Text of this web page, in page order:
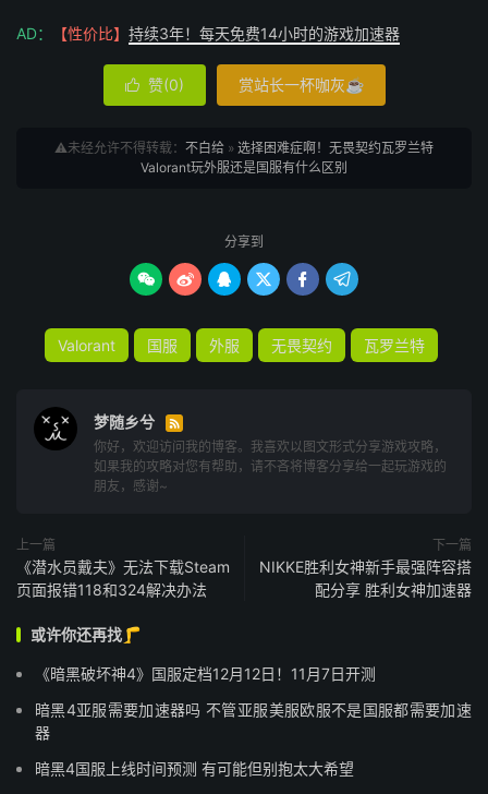
AD： 【性价比】 持续3年！每天免费14小时的游戏加速器
 赞(0) 赏站长一杯咖灰☕
⚠️未经允许不得转载： 不白给 » 选择困难症啊！无畏契约瓦罗兰特
Valorant玩外服还是国服有什么区别
分享到
     
Valorant 国服 外服 无畏契约 瓦罗兰特
梦随乡兮 
你好，欢迎访问我的博客。我喜欢以图文形式分享游戏攻略，
如果我的攻略对您有帮助，请不吝将博客分享给一起玩游戏的
朋友，感谢~
上一篇
《潜水员戴夫》无法下载Steam
页面报错118和324解决办法
下一篇
NIKKE胜利女神新手最强阵容搭
配分享 胜利女神加速器
或许你还再找🦵
《暗黑破坏神4》国服定档12月12日！11月7日开测
暗黑4亚服需要加速器吗 不管亚服美服欧服不是国服都需要加速
器
暗黑4国服上线时间预测 有可能但别抱太大希望